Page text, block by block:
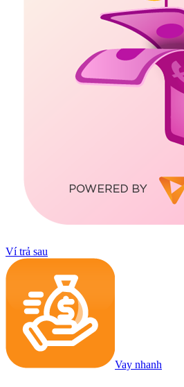
Ví trả sau
Vay nhanh